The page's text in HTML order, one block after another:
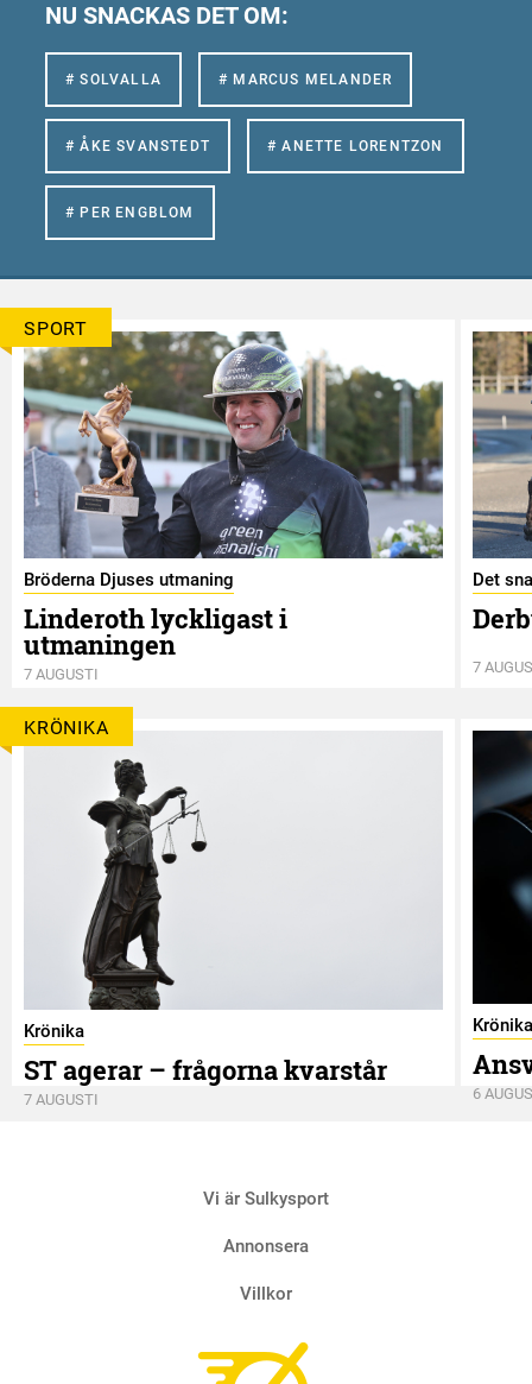
NU SNACKAS DET OM:
# SOLVALLA # MARCUS MELANDER
# ÅKE SVANSTEDT # ANETTE LORENTZON
# PER ENGBLOM
SPORT
Bröderna Djuses utmaning
Linderoth lyckligast i
utmaningen
7 AUGUSTI
Det
7
KRÖNIKA
Krönika
ST agerar – frågorna kvarstår
7 AUGUSTI
Krönika
6
Vi är Sulkysport
Annonsera
Villkor